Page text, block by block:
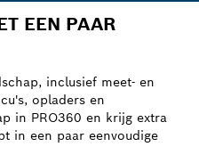
EEN PAAR
inclusief meet- en
opladers en
in PRO360 en krijg extra
in een paar eenvoudige